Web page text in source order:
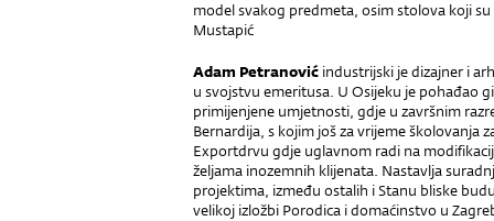
model svakog predmeta, osim stolova koji
Mustapić
Adam Petranović industrijski je dizajner i
u svojstvu emeritusa. U Osijeku je pohađao
primijenjene umjetnosti, gdje u završnim
Bernardija, s kojim još za vrijeme školovanja
Exportdrvu gdje uglavnom radi na
željama inozemnih klijenata. Nastavlja
projektima, između ostalih i Stanu bliske
velikoj izložbi Porodica i domaćinstvo u